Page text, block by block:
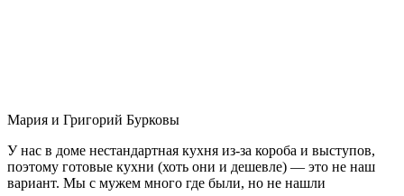
Мария и Григорий Бурковы
У нас в доме нестандартная кухня из-за короба и выступов,
поэтому готовые кухни (хоть они и дешевле) — это не наш
вариант. Мы с мужем много где были, но не нашли